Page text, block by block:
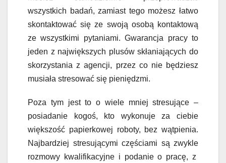
wszystkich badań, zamiast tego możesz łatwo
skontaktować się ze swoją osobą kontaktową
ze wszystkimi pytaniami. Gwarancja pracy to
jeden z największych plusów skłaniających do
skorzystania z agencji, przez co nie będziesz
musiała stresować się pieniędzmi.
Poza tym jest to o wiele mniej stresujące –
posiadanie kogoś, kto wykonuje za ciebie
większość papierkowej roboty, bez wątpienia.
Najbardziej stresującymi częściami są zwykle
rozmowy kwalifikacyjne i podanieo pracę,z